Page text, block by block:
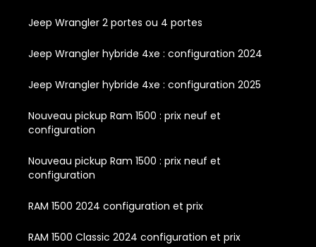
Jeep Wrangler 2 portes ou 4 portes
Jeep Wrangler hybride 4xe : configuration 2024
Jeep Wrangler hybride 4xe : configuration 2025
Nouveau pickup Ram 1500 : prix neuf et
configuration
Nouveau pickup Ram 1500 : prix neuf et
configuration
RAM 1500 2024 configuration et prix
RAM 1500 Classic 2024 configuration et prix